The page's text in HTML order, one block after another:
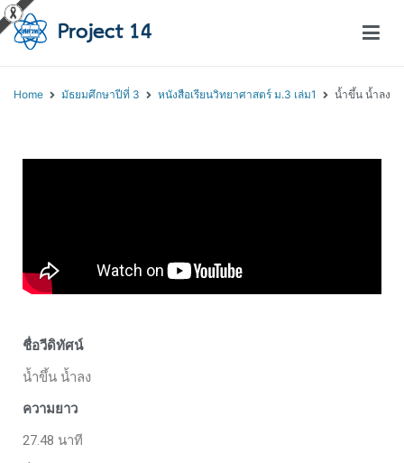
Home มัธยมศึกษาปีที่ 3 หนังสือเรียนวิทยาศาสตร์ ม.3 เล่ม1 น้ำขึ้น น้ำลง
ชื่อวีดิทัศน์
น้ำขึ้น น้ำลง
ความยาว
27.48 นาที